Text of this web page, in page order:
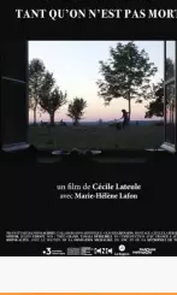
Dansons tant
qu'on est pas mort